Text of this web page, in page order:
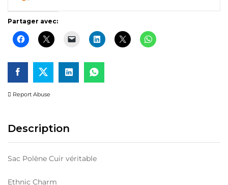
Partager avec:
Report Abuse
Description
Sac Polène Cuir véritable
Ethnic Charm